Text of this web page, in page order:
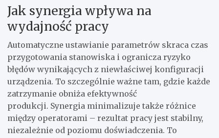
Jak synergia wpływa na
wydajność pracy
Automatyczne ustawianie parametrów skraca czas
przygotowania stanowiska i ogranicza ryzyko
błędów wynikających z niewłaściwej konfiguracji
urządzenia. To szczególnie ważne tam, gdzie każde
zatrzymanie obniża efektywność
produkcji. Synergia minimalizuje także różnice
między operatorami – rezultat pracy jest stabilny,
niezależnie od poziomu doświadczenia. To